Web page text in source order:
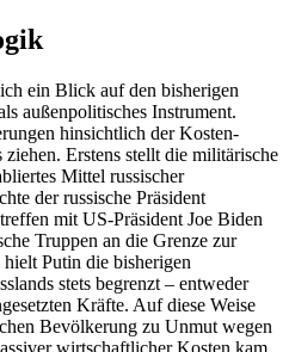
ein Blick auf den bisherigen
außenpolitisches Instrument.
hinsichtlich der Kosten-
Erstens stellt die militärische
Mittel russischer
der russische Präsident
mit US-Präsident Joe Biden
Truppen an die Grenze zur
Putin die bisherigen
stets begrenzt – entweder
Kräfte. Auf diese Weise
Bevölkerung zu Unmut wegen
wirtschaftlicher Kosten kam.